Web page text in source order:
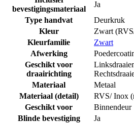
bevestigingsmateriaal
Ja
Type handvat
Deurkruk
Kleur
Zwart
Kleurfamilie
Zwart
Afwerking
Geschikt voor
draairichting
Materiaal
Metaal
Materiaal (detail)
RVS/ Inox
Geschikt voor
Binnendeur
Blinde bevestiging
Ja